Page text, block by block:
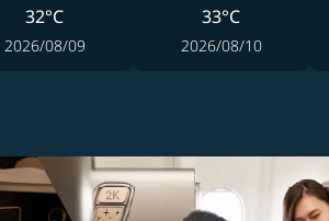
32°C
2026/08/09
33°C
2026/08/10